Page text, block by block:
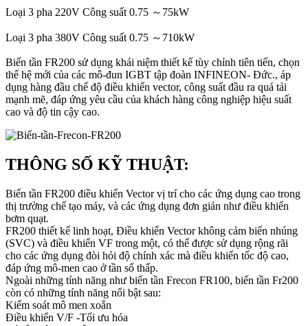
Loại 3 pha 220V Công suất 0.75 ～75kW
Loại 3 pha 380V Công suất 0.75 ～710kW
Biến tần FR200 sử dụng khái niệm thiết kế tùy chỉnh tiên tiến, chọn
thế hệ mới của các mô-đun IGBT tập đoàn INFINEON- Đức., áp
dụng hàng đầu chế độ điều khiển vector, công suất đầu ra quá tải
mạnh mẽ, đáp ứng yêu cầu của khách hàng công nghiệp hiệu suất
cao và độ tin cậy cao.
THÔNG SỐ KỸ THUẬT:
Biến tần FR200 điều khiển Vector vị trí cho các ứng dụng cao trong
thị trường chế tạo máy, và các ứng dụng đơn giản như điều khiển
bơm quạt.
FR200 thiết kế linh hoạt, Điều khiển Vector không cảm biến nhúng
(SVC) và điều khiển VF trong một, có thể được sử dụng rộng rãi
cho các ứng dụng đòi hỏi độ chính xác mà điều khiển tốc độ cao,
đáp ứng mô-men cao ở tần số thấp.
Ngoài những tính năng như biến tần Frecon FR100, biến tần Fr200
còn có những tính năng nổi bật sau:
Kiểm soát mô men xoắn
Điều khiển V/F -Tối ưu hóa